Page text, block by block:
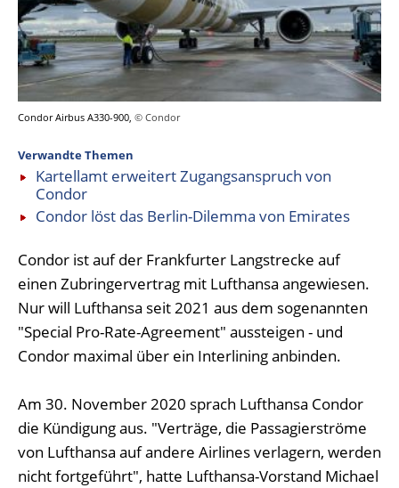
Condor Airbus A330-900, © Condor
Verwandte Themen
Kartellamt erweitert Zugangsanspruch von
Condor
Condor löst das Berlin-Dilemma von Emirates
Condor ist auf der Frankfurter Langstrecke auf
einen Zubringervertrag mit Lufthansa angewiesen.
Nur will Lufthansa seit 2021 aus dem sogenannten
"Special Pro-Rate-Agreement" aussteigen - und
Condor maximal über ein Interlining anbinden.
Am 30. November 2020 sprach Lufthansa Condor
die Kündigung aus. "Verträge, die Passagierströme
von Lufthansa auf andere Airlines verlagern, werden
nicht fortgeführt", hatte Lufthansa-Vorstand Michael